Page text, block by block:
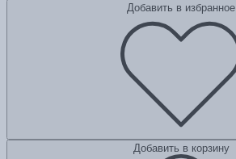
Добавить в избранное
Добавить в корзину